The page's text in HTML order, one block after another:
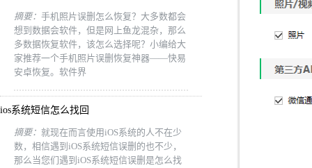
摘要： 手机照片误删怎么恢复？大多数都会
想到数据会软件，但是网上鱼龙混杂，那么
多数据恢复软件，该怎么选择呢？小编给大
家推荐一个手机照片误删恢复神器——快易
安卓恢复。软件界
ios系统短信怎么找回
摘要： 就现在而言使用iOS系统的人不在少
数，相信遇到iOS系统短信误删的也不少，
那么当您们遇到iOS系统短信误删是怎么找